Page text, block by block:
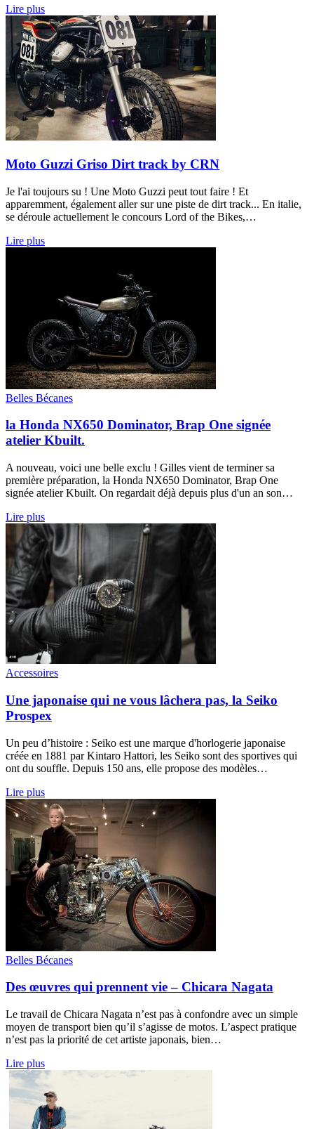
Lire plus
Moto Guzzi Griso Dirt track by CRN
Je l'ai toujours su ! Une Moto Guzzi peut tout faire ! Et
apparemment, également aller sur une piste de dirt track... En italie,
se déroule actuellement le concours Lord of the Bikes,…
Lire plus
Belles Bécanes
la Honda NX650 Dominator, Brap One signée
atelier Kbuilt.
A nouveau, voici une belle exclu ! Gilles vient de terminer sa
première préparation, la Honda NX650 Dominator, Brap One
signée atelier Kbuilt. On regardait déjà depuis plus d'un an son…
Lire plus
Accessoires
Une japonaise qui ne vous lâchera pas, la Seiko
Prospex
Un peu d’histoire : Seiko est une marque d'horlogerie japonaise
créée en 1881 par Kintaro Hattori, les Seiko sont des sportives qui
ont du souffle. Depuis 150 ans, elle propose des modèles…
Lire plus
Belles Bécanes
Des œuvres qui prennent vie – Chicara Nagata
Le travail de Chicara Nagata n’est pas à confondre avec un simple
moyen de transport bien qu’il s’agisse de motos. L’aspect pratique
n’est pas la priorité de cet artiste japonais, bien…
Lire plus